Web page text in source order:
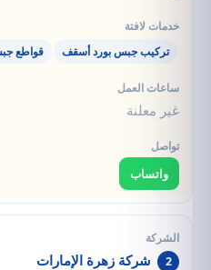
تركيب جبس بورد أسقف قواطع
غير معلنة
واتساب
2 شركة زهرة الإمارات